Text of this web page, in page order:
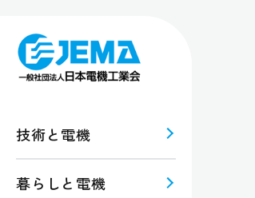
技術と電機
暮らしと電機